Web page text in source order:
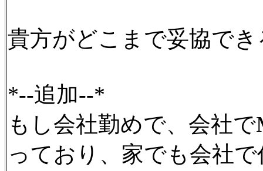
貴方がどこまで妥協で
*--追加--*
もし会社勤めで、会社
っており、家でも会社